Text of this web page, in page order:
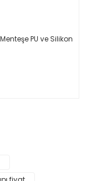
PU ve Silikon